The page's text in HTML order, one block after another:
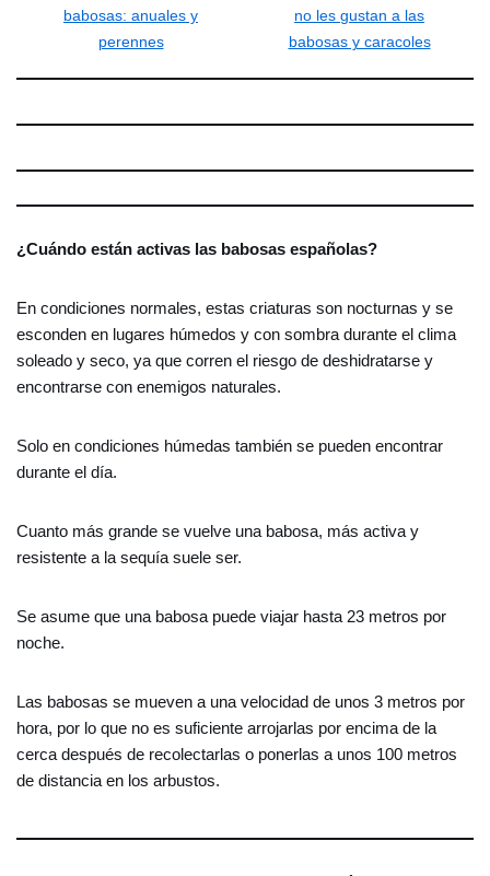
babosas: anuales y
perennes
no les gustan a las
babosas y caracoles
¿Cuándo están activas las babosas españolas?
En condiciones normales, estas criaturas son nocturnas y se
esconden en lugares húmedos y con sombra durante el clima
soleado y seco, ya que corren el riesgo de deshidratarse y
encontrarse con enemigos naturales.
Solo en condiciones húmedas también se pueden encontrar
durante el día.
Cuanto más grande se vuelve una babosa, más activa y
resistente a la sequía suele ser.
Se asume que una babosa puede viajar hasta 23 metros por
noche.
Las babosas se mueven a una velocidad de unos 3 metros por
hora, por lo que no es suficiente arrojarlas por encima de la
cerca después de recolectarlas o ponerlas a unos 100 metros
de distancia en los arbustos.